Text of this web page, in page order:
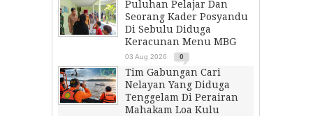
Puluhan Pelajar Dan
Seorang Kader Posyandu
Di Sebulu Diduga
Keracunan Menu MBG
03 Aug 2026 0
Tim Gabungan Cari
Nelayan Yang Diduga
Tenggelam Di Perairan
Mahakam Loa Kulu